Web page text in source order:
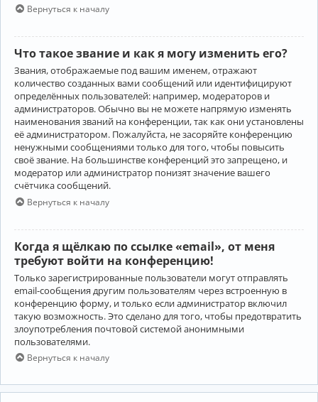
Вернуться к началу
Что такое звание и как я могу изменить его?
Звания, отображаемые под вашим именем, отражают
количество созданных вами сообщений или идентифицируют
определённых пользователей: например, модераторов и
администраторов. Обычно вы не можете напрямую изменять
наименования званий на конференции, так как они установлены
её администратором. Пожалуйста, не засоряйте конференцию
ненужными сообщениями только для того, чтобы повысить
своё звание. На большинстве конференций это запрещено, и
модератор или администратор понизят значение вашего
счётчика сообщений.
Вернуться к началу
Когда я щёлкаю по ссылке «email», от меня
требуют войти на конференцию!
Только зарегистрированные пользователи могут отправлять
email-сообщения другим пользователям через встроенную в
конференцию форму, и только если администратор включил
такую возможность. Это сделано для того, чтобы предотвратить
злоупотребления почтовой системой анонимными
пользователями.
Вернуться к началу